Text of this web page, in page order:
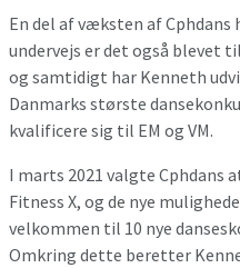
En del af væksten af
undervejs er det også blevet
og samtidigt har Kenneth
Danmarks største
kvalificere sig til EM og VM.
I marts 2021 valgte Cphdans
Fitness X, og de nye
velkommen til 10 nye
Omkring dette beretter